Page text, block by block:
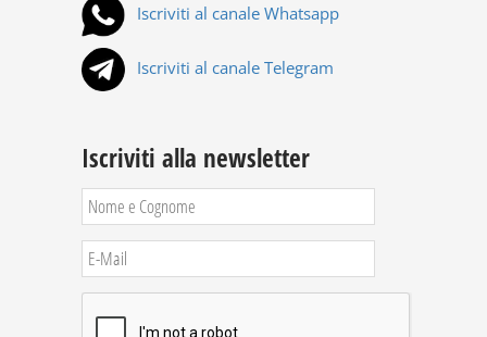
Iscriviti al canale Whatsapp
Iscriviti al canale Telegram
Iscriviti alla newsletter